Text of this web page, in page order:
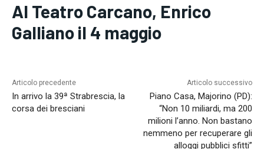
Testo: A- Reset
Al Teatro Carcano, Enrico
Galliano il 4 maggio
Articolo precedente
In arrivo la 39ª Strabrescia, la
corsa dei bresciani
Articolo successivo
Piano Casa, Majorino (PD):
“Non 10 miliardi, ma 200
milioni l’anno. Non bastano
nemmeno per recuperare gli
alloggi pubblici sfitti”